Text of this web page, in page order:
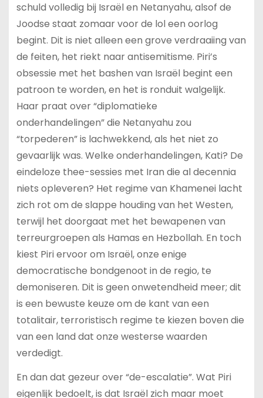
schuld volledig bij Israël en Netanyahu, alsof de
Joodse staat zomaar voor de lol een oorlog
begint. Dit is niet alleen een grove verdraaiing van
de feiten, het riekt naar antisemitisme. Piri’s
obsessie met het bashen van Israël begint een
patroon te worden, en het is ronduit walgelijk.
Haar praat over “diplomatieke
onderhandelingen” die Netanyahu zou
“torpederen” is lachwekkend, als het niet zo
gevaarlijk was. Welke onderhandelingen, Kati? De
eindeloze thee-sessies met Iran die al decennia
niets opleveren? Het regime van Khamenei lacht
zich rot om de slappe houding van het Westen,
terwijl het doorgaat met het bewapenen van
terreurgroepen als Hamas en Hezbollah. En toch
kiest Piri ervoor om Israël, onze enige
democratische bondgenoot in de regio, te
demoniseren. Dit is geen onwetendheid meer; dit
is een bewuste keuze om de kant van een
totalitair, terroristisch regime te kiezen boven die
van een land dat onze westerse waarden
verdedigt.
En dan dat gezeur over “de-escalatie”. Wat Piri
eigenlijk bedoelt, is dat Israël zich maar moet